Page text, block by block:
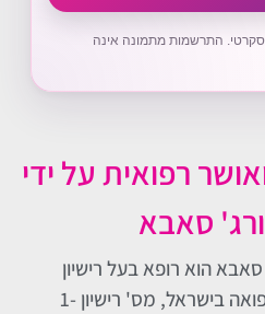
התרשמות מתמונה אינה
רפואית על ידי
סאבא
הוא רופא בעל רישיון
לעסוק ברפואה בישראל, מס' רישיון 1-